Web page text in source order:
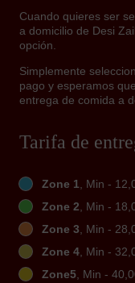
Cuando quieres ser
a domicilio de Desi
opción.
Simplemente
pago y esperamos
entrega de comida a
Tarifa de
Zone 1, Min -
Zone 2, Min -
Zone 3, Min -
Zone 4, Min -
Zone5, Min -